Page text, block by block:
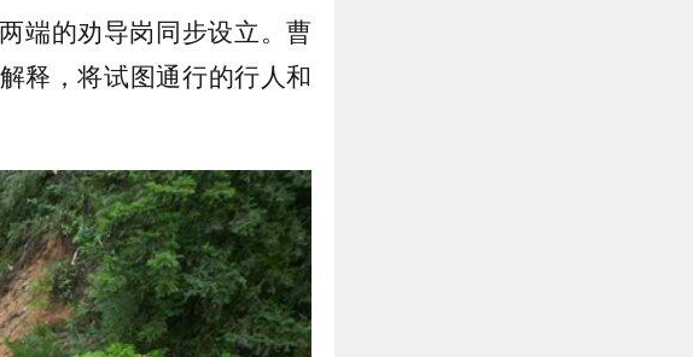
端的劝导岗同步设立。曹
释，将试图通行的行人和